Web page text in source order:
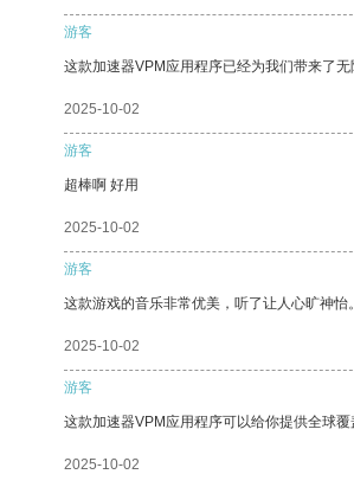
游客
这款加速器VPM应用程序已经为我们带来了无
2025-10-02
游客
超棒啊 好用
2025-10-02
游客
这款游戏的音乐非常优美，听了让人心旷神怡。
2025-10-02
游客
这款加速器VPM应用程序可以给你提供全球覆
2025-10-02